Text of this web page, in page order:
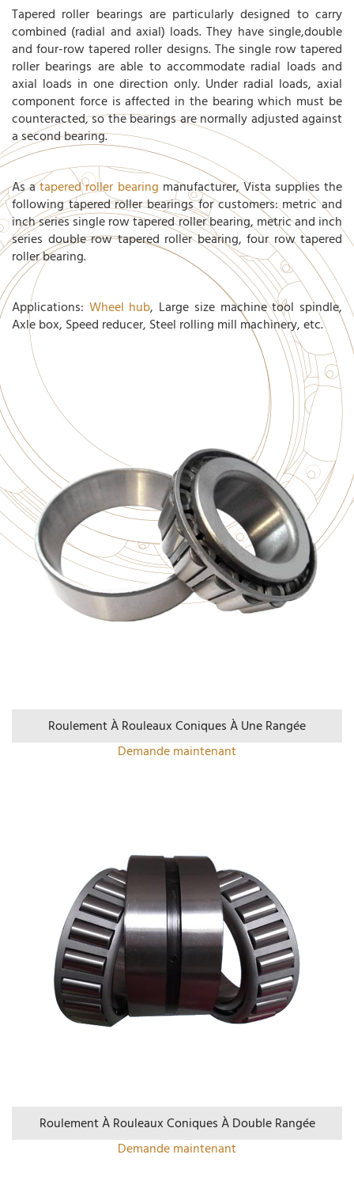
Tapered roller bearings are particularly designed to carry
combined (radial and axial) loads. They have single,double
and four-row tapered roller designs. The single row tapered
roller bearings are able to accommodate radial loads and
axial loads in one direction only. Under radial loads, axial
component force is affected in the bearing which must be
counteracted, so the bearings are normally adjusted against
a second bearing.
As atapered roller bearing manufacturer, Vista supplies the
followingtapered roller bearings for customers: metric and
inch series single rowtapered roller bearing, metric and inch
series double rowtapered roller bearing, four rowtapered
roller bearing.
Applications: Wheel hub, Large size machine tool spindle,
Axle box, Speed reducer, Steel rolling mill machinery, etc.
Roulement À Rouleaux Coniques À Une Rangée
Demande maintenant
Roulement À Rouleaux Coniques À Double Rangée
Demande maintenant